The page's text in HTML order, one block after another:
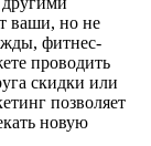
ваши, но не
фитнес-
проводить
скидки или
позволяет
новую